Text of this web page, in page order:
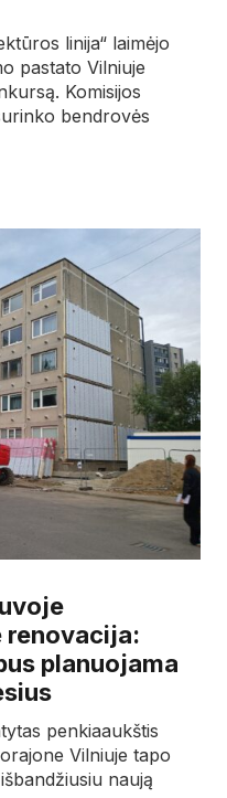
linija“ laimėjo
pastato Vilniuje
Komisijos
bendrovės
renovacija:
planuojama
penkiaaukštis
Vilniuje tapo
naują